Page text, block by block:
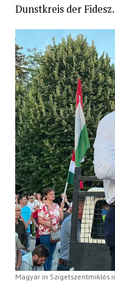
Dunstkreis der Fidesz.
Magyar in Szigetszentmiklós